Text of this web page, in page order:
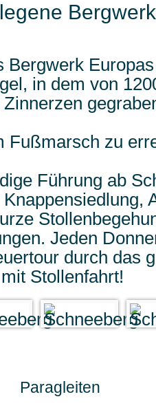
Bergwerk
in dem von
Fußmarsch zu
Führung ab
Jeden
durch das
Stollenfahrt!
Paragleiten